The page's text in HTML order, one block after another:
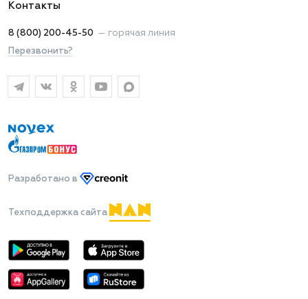
Контакты
8 (800) 200-45-50 — горячая линия
Перезвонить?
Разработано в
Техподдержка сайта